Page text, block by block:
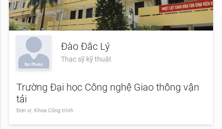
Đào Đắc Lý
Thạc sỹ kỹ thuật
Trường Đại học Công nghệ Giao thông vận
tải
Đơn vị: Khoa Công trình